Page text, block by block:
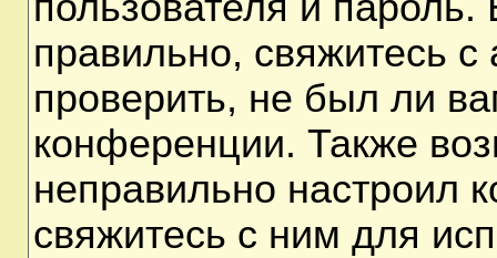
правильно, свяжитесь
проверить, не был ли
конференции. Также
неправильно настроил
свяжитесь с ним для